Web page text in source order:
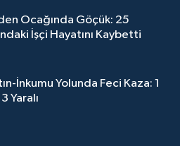
Ocağında Göçük: 25
İşçi Hayatını Kaybetti
İnkumu Yolunda Feci Kaza: 1
Yaralı